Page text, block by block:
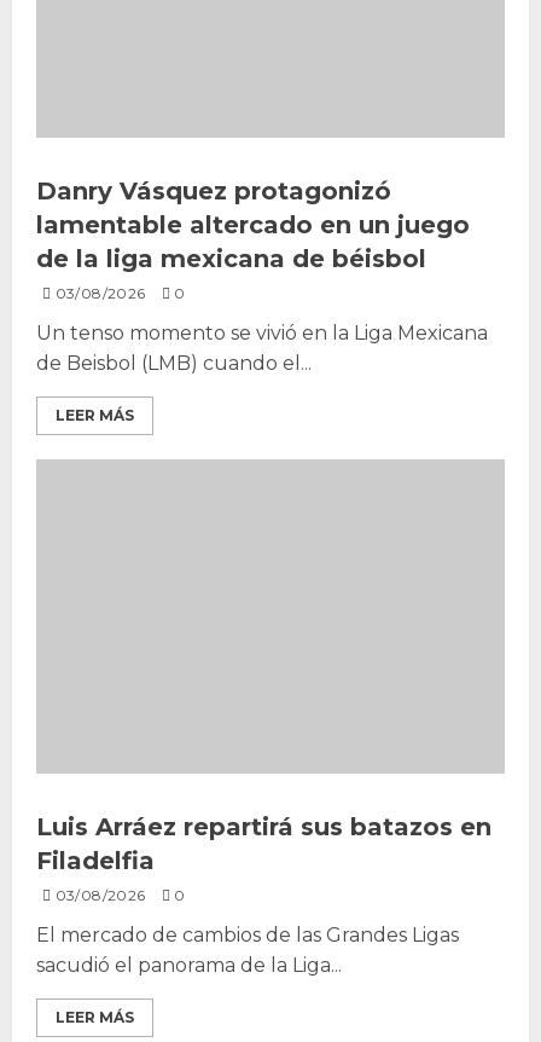
Danry Vásquez protagonizó
lamentable altercado en un juego
de la liga mexicana de béisbol
03/08/2026 0
Un tenso momento se vivió en la Liga Mexicana
de Beisbol (LMB) cuando el...
LEER MÁS
Luis Arráez repartirá sus batazos en
Filadelfia
03/08/2026 0
El mercado de cambios de las Grandes Ligas
sacudió el panorama de la Liga...
LEER MÁS